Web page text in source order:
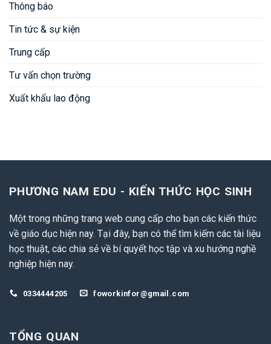
Thông báo
Tin tức & sự kiện
Trung cấp
Tư vấn chọn trường
Xuất khẩu lao động
PHƯƠNG NAM EDU - KIẾN THỨC HỌC SINH
Một trong những trang web cung cấp cho bạn các kiến thức
về giáo dục hiện nay. Tại đây, bạn có thể tìm kiếm các tài liệu
học thuật, các chia sẻ về bí quyết học tập và xu hướng nghề
nghiệp hiện nay.
0334444205 foworkinfor@gmail.com
TỔNG QUAN